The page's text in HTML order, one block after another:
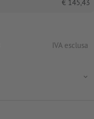
€ 145,43
IVA esclusa